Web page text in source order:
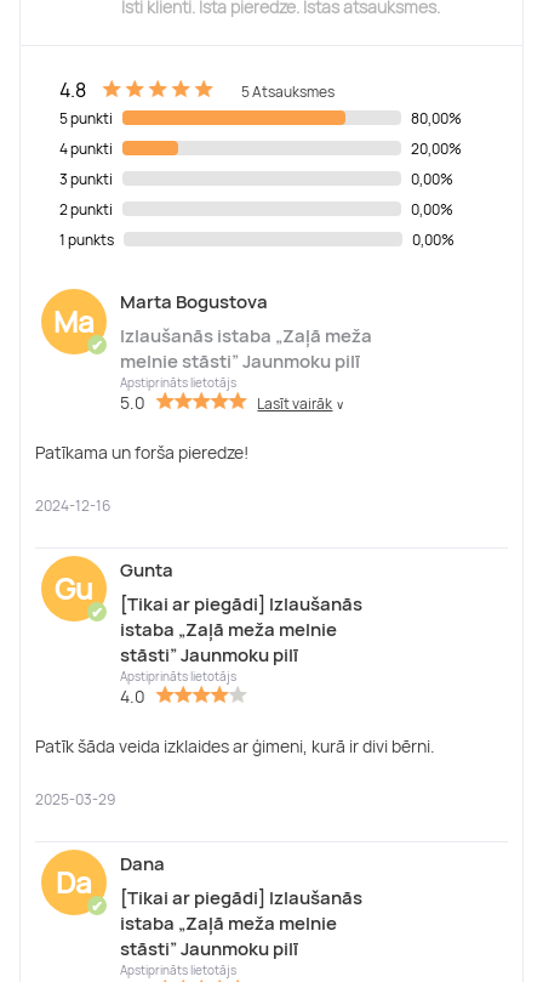
Īsti klienti. Īsta pieredze. Īstas atsauksmes.
4.8
5 Atsauksmes
5 punkti
80,00%
4 punkti
20,00%
3 punkti
0,00%
2 punkti
0,00%
1 punkts
0,00%
Ma
✔
Marta Bogustova
Izlaušanās istaba „Zaļā meža
melnie stāsti” Jaunmoku pilī
Apstiprināts lietotājs
5.0 Lasīt vairāk ∨
Patīkama un forša pieredze!
2024-12-16
Gu
✔
Gunta
[Tikai ar piegādi] Izlaušanās
istaba „Zaļā meža melnie
stāsti” Jaunmoku pilī
Apstiprināts lietotājs
4.0
Patīk šāda veida izklaides ar ģimeni, kurā ir divi bērni.
2025-03-29
Da
✔
Dana
[Tikai ar piegādi] Izlaušanās
istaba „Zaļā meža melnie
stāsti” Jaunmoku pilī
Apstiprināts lietotājs